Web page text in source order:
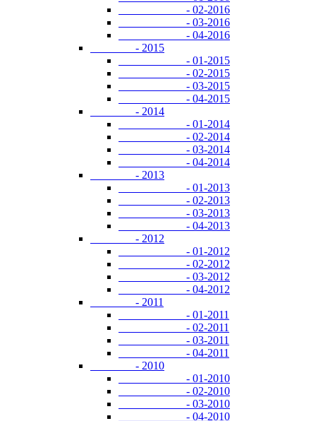
- 02-2016
- 03-2016
- 04-2016
- 2015
- 01-2015
- 02-2015
- 03-2015
- 04-2015
- 2014
- 01-2014
- 02-2014
- 03-2014
- 04-2014
- 2013
- 01-2013
- 02-2013
- 03-2013
- 04-2013
- 2012
- 01-2012
- 02-2012
- 03-2012
- 04-2012
- 2011
- 01-2011
- 02-2011
- 03-2011
- 04-2011
- 2010
- 01-2010
- 02-2010
- 03-2010
- 04-2010